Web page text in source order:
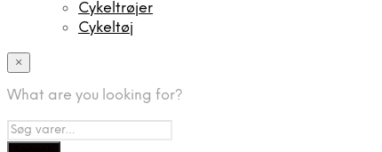
Cykeltrøjer
Cykeltøj
×
What are you looking for?